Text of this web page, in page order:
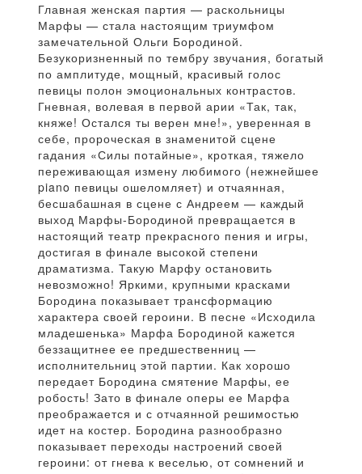
Главная женская партия — раскольницы
Марфы — стала настоящим триумфом
замечательной Ольги Бородиной.
Безукоризненный по тембру звучания, богатый
по амплитуде, мощный, красивый голос
певицы полон эмоциональных контрастов.
Гневная, волевая в первой арии «Так, так,
княже! Остался ты верен мне!», уверенная в
себе, пророческая в знаменитой сцене
гадания «Силы потайные», кроткая, тяжело
переживающая измену любимого (нежнейшее
piano певицы ошеломляет) и отчаянная,
бесшабашная в сцене с Андреем — каждый
выход Марфы-Бородиной превращается в
настоящий театр прекрасного пения и игры,
достигая в финале высокой степени
драматизма. Такую Марфу остановить
невозможно! Яркими, крупными красками
Бородина показывает трансформацию
характера своей героини. В песне «Исходила
младешенька» Марфа Бородиной кажется
беззащитнее ее предшественниц —
исполнительниц этой партии. Как хорошо
передает Бородина смятение Марфы, ее
робость! Зато в финале оперы ее Марфа
преображается и с отчаянной решимостью
идет на костер. Бородина разнообразно
показывает переходы настроений своей
героини: от гнева к веселью, от сомнений и